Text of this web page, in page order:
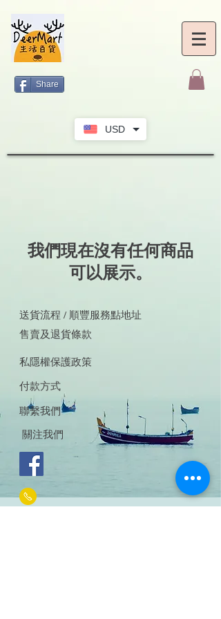
USD
Share
我們現在沒有任何商品
可以展示。
送貨流程 / 順豐服務點地址
售賣及退貨條款
私隱權保護政策
付款方式
聯繫我們
關注我們